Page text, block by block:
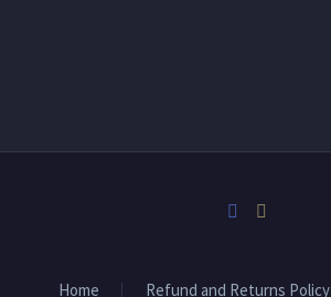
Home Refund and Returns Policy